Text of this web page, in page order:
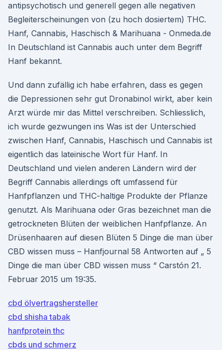
antipsychotisch und generell gegen alle negativen
Begleiterscheinungen von (zu hoch dosiertem) THC.
Hanf, Cannabis, Haschisch & Marihuana - Onmeda.de
In Deutschland ist Cannabis auch unter dem Begriff
Hanf bekannt.
Und dann zufällig ich habe erfahren, dass es gegen
die Depressionen sehr gut Dronabinol wirkt, aber kein
Arzt würde mir das Mittel verschreiben. Schliesslich,
ich wurde gezwungen ins Was ist der Unterschied
zwischen Hanf, Cannabis, Haschisch und Cannabis ist
eigentlich das lateinische Wort für Hanf. In
Deutschland und vielen anderen Ländern wird der
Begriff Cannabis allerdings oft umfassend für
Hanfpflanzen und THC-haltige Produkte der Pflanze
genutzt. Als Marihuana oder Gras bezeichnet man die
getrockneten Blüten der weiblichen Hanfpflanze. An
Drüsenhaaren auf diesen Blüten 5 Dinge die man über
CBD wissen muss – Hanfjournal 58 Antworten auf „ 5
Dinge die man über CBD wissen muss “ Carstón 21.
Februar 2015 um 19:35.
cbd ölvertragshersteller
cbd shisha tabak
hanfprotein thc
cbds und schmerz